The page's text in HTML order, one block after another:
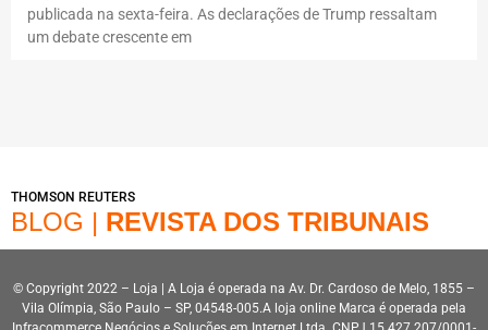
publicada na sexta-feira. As declarações de Trump ressaltam
um debate crescente em
THOMSON REUTERS
BLOG | REVISTA DOS TRIBUNAIS
© Copyright 2022 – Loja | A Loja é operada na Av. Dr. Cardoso de Melo, 1855 –
Vila Olímpia, São Paulo – SP, 04548-005.A loja online Marca é operada pela